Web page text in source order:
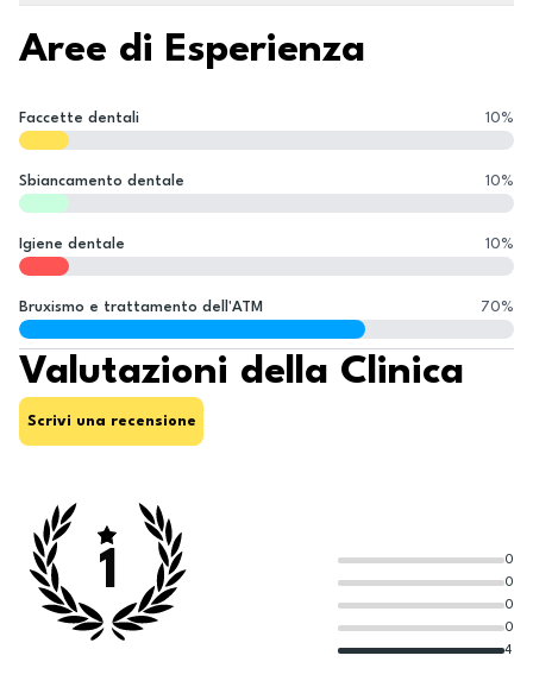
Aree di Esperienza
Faccette dentali 10%
Sbiancamento dentale 10%
Igiene dentale 10%
Bruxismo e trattamento dell'ATM 70%
Valutazioni della Clinica
Scrivi una recensione
1
4
0
0
0
0